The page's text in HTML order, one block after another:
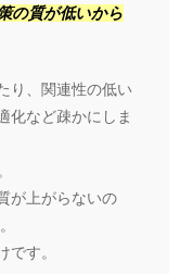
の質が低いから
り、関連性の低い
化など疎かにしま
が上がらないの
す。